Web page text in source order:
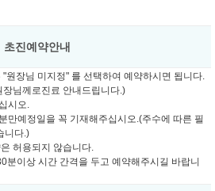
초진예약안내
원장님 미지정" 를 선택하여 예약하시면 됩니다.
님께로진료 안내드립니다.)
시오.
만예정일을 꼭 기재해주십시오.(주수에 따른 필
니다.)
허용되지 않습니다.
분이상 시간 간격을 두고 예약해주시길 바랍니